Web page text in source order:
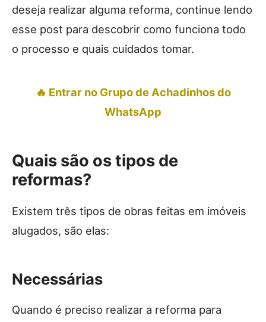
deseja realizar alguma reforma, continue lendo
esse post para descobrir como funciona todo
o processo e quais cuidados tomar.
🔥 Entrar no Grupo de Achadinhos do
WhatsApp
Quais são os tipos de
reformas?
Existem três tipos de obras feitas em imóveis
alugados, são elas:
Necessárias
Quando é preciso realizar a reforma para